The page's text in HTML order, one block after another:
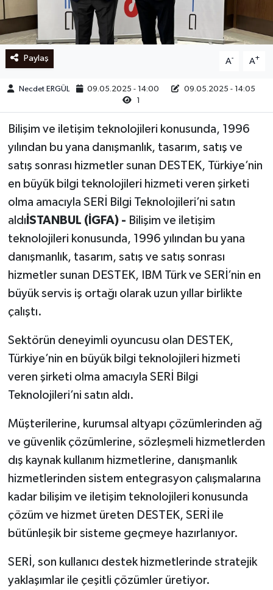
Paylaş A- A+
Necdet ERGÜL 09.05.2025 - 14:00
09.05.2025 - 14:05
1
Bilişim ve iletişim teknolojileri konusunda, 1996
yılından bu yana danışmanlık, tasarım, satış ve
satış sonrası hizmetler sunan DESTEK, Türkiye’nin
en büyük bilgi teknolojileri hizmeti veren şirketi
olma amacıyla SERİ Bilgi Teknolojileri’ni satın
aldı İSTANBUL (İGFA) - Bilişim ve iletişim
teknolojileri konusunda, 1996 yılından bu yana
danışmanlık, tasarım, satış ve satış sonrası
hizmetler sunan DESTEK, IBM Türk ve SERİ’nin en
büyük servis iş ortağı olarak uzun yıllar birlikte
çalıştı.
Sektörün deneyimli oyuncusu olan DESTEK,
Türkiye’nin en büyük bilgi teknolojileri hizmeti
veren şirketi olma amacıyla SERİ Bilgi
Teknolojileri’ni satın aldı.
Müşterilerine, kurumsal altyapı çözümlerinden ağ
ve güvenlik çözümlerine, sözleşmeli hizmetlerden
dış kaynak kullanım hizmetlerine, danışmanlık
hizmetlerinden sistem entegrasyon çalışmalarına
kadar bilişim ve iletişim teknolojileri konusunda
çözüm ve hizmet üreten DESTEK, SERİ ile
bütünleşik bir sisteme geçmeye hazırlanıyor.
SERİ, son kullanıcı destek hizmetlerinde stratejik
yaklaşımlar ile çeşitli çözümler üretiyor.
İzmir
İletişim
Künye
Yerel